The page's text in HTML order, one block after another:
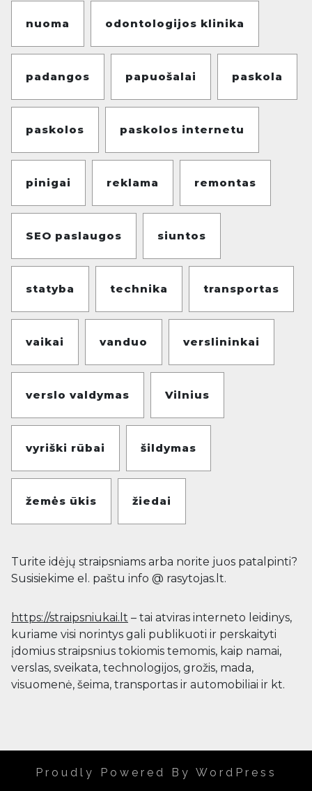
nuoma odontologijos klinika
padangos papuošalai paskola
paskolos paskolos internetu
pinigai reklama remontas
SEO paslaugos siuntos
statyba technika transportas
vaikai vanduo verslininkai
verslo valdymas Vilnius
vyriški rūbai šildymas
žemės ūkis žiedai
Turite idėjų straipsniams arba norite juos patalpinti?
Susisiekime el. paštu info @ rasytojas.lt.
https://straipsniukai.lt – tai atviras interneto leidinys,
kuriame visi norintys gali publikuoti ir perskaityti
įdomius straipsnius tokiomis temomis, kaip namai,
verslas, sveikata, technologijos, grožis, mada,
visuomenė, šeima, transportas ir automobiliai ir kt.
Proudly Powered By WordPress